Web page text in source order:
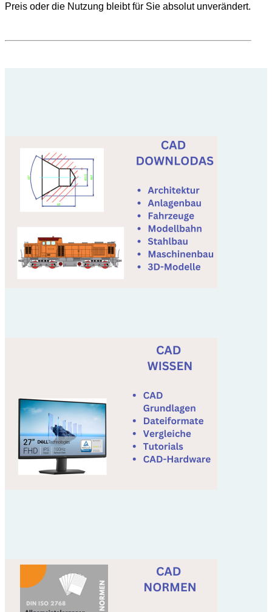
Preis oder die Nutzung bleibt für Sie absolut unverändert.